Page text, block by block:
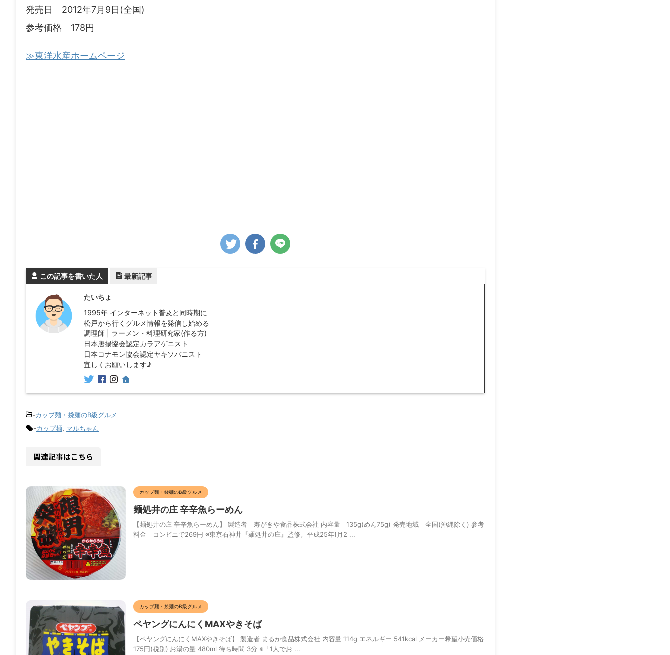
発売日 2012年7月9日(全国)
参考価格 178円
≫東洋水産ホームページ
この記事を書いた人 最新記事
たいちょ
1995年 インターネット普及と同時期に
松戸から行くグルメ情報を発信し始める
調理師 | ラーメン・料理研究家(作る方)
日本唐揚協会認定カラアゲニスト
日本コナモン協会認定ヤキソバニスト
宜しくお願いします♪
-カップ麺・袋麺のB級グルメ
-カップ麺, マルちゃん
関連記事はこちら
カップ麺・袋麺のB級グルメ
麺処井の庄 辛辛魚らーめん
【麺処井の庄 辛辛魚らーめん】 製造者 寿がきや食品株式会社 内容量 135g(めん75g) 発売地域 全国(沖縄除く) 参考
料金 コンビニで269円 ※東京石神井『麺処井の庄』監修。平成25年1月2 ...
カップ麺・袋麺のB級グルメ
ペヤングにんにくMAXやきそば
【ペヤングにんにくMAXやきそば】 製造者 まるか食品株式会社 内容量 114g エネルギー 541kcal メーカー希望小売価格
175円(税別) お湯の量 480ml 待ち時間 3分 ※「1人でお ...